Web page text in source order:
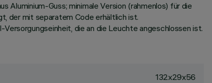
Guss; minimale Version (rahmenlos) für die
der mit separatem Code erhältlich ist.
die an die Leuchte angeschlossen ist.
132x29x56